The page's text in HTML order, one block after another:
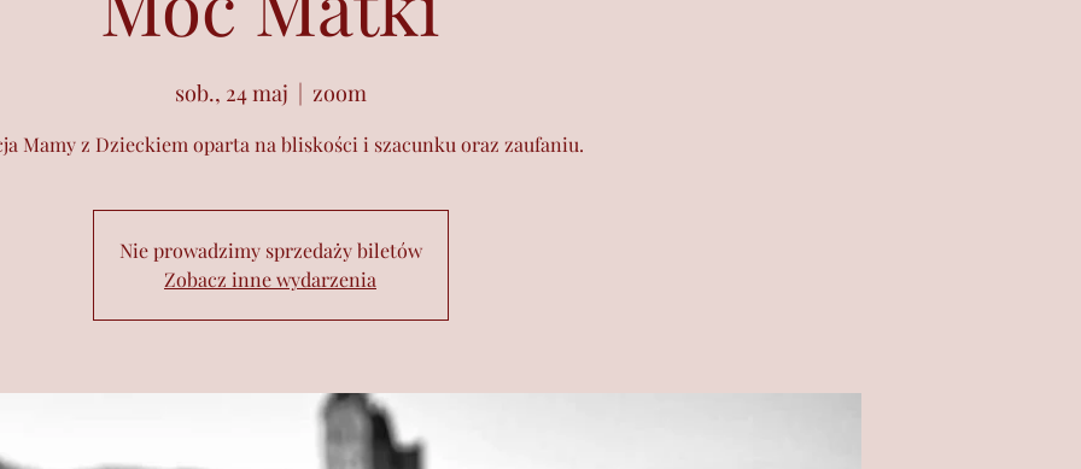
sob., 24 maj
  |
zoom
Mamy z Dzieckiem oparta na bliskości i szacunku oraz zaufaniu.
Nie prowadzimy sprzedaży biletów
Zobacz inne wydarzenia